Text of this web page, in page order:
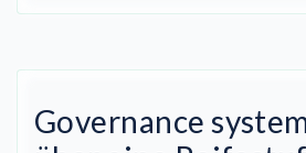
Governance